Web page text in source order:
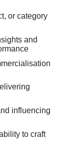
or category
and
influencing
to craft